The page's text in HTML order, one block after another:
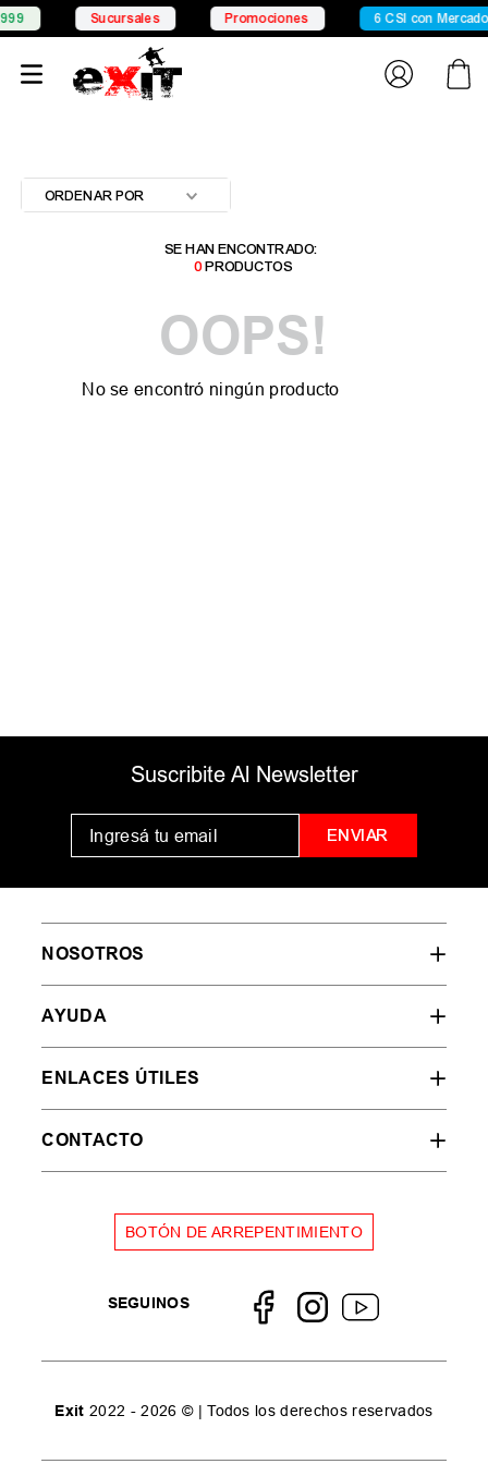
Sucursales Promociones 6 CSI con Mercado
ORDENAR POR
0PRODUCTOS
OOPS!
No se encontró ningún producto
Suscribite Al Newsletter
ENVIAR
NOSOTROS
AYUDA
ENLACES ÚTILES
CONTACTO
BOTÓN DE ARREPENTIMIENTO
SEGUINOS
Exit 2022 - 2026 © | Todos los derechos reservados